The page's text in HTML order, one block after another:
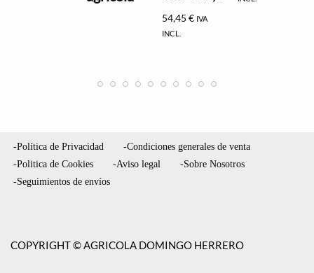
54,45€ IVA
INCL.
-Política de Privacidad
-Condiciones generales de venta
-Politica de Cookies
-Aviso legal
-Sobre Nosotros
-Seguimientos de envíos
COPYRIGHT © AGRICOLA DOMINGO HERRERO